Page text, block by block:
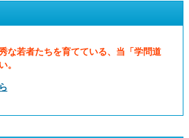
な若者たちを育てている、当「学問道
。